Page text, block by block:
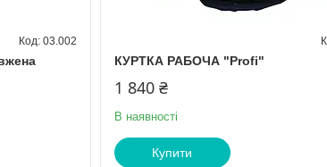
03.002
КУРТКА РАБОЧА "Profi"
1 840 ₴
В наявності
Купити